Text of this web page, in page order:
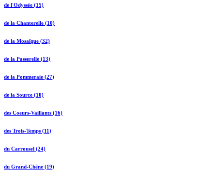
de l'Odyssée (15)
de la Chanterelle (10)
de la Mosaïque (32)
de la Passerelle (13)
de la Pommeraie (27)
de la Source (10)
des Coeurs-Vaillants (16)
des Trois-Temps (11)
du Carrousel (24)
du Grand-Chêne (19)